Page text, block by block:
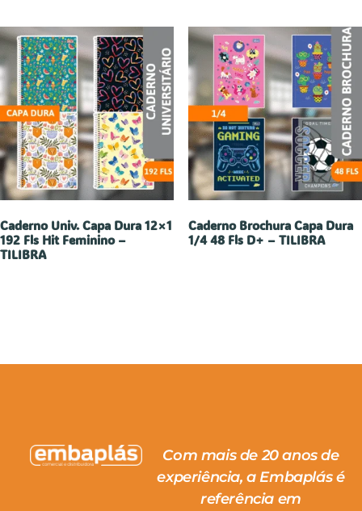
Caderno Univ. Capa Dura 12×1
192 Fls Hit Feminino –
TILIBRA
Caderno Brochura Capa Dura
1/4 48 Fls D+ – TILIBRA
Com mais de 20 anos de
experiência, a Embaplás é
referência em